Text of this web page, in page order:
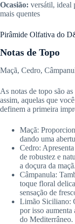
Ocasião: versátil, ideal
mais quentes
Pirâmide Olfativa do
Notas de Topo
Maçã, Cedro,
As notas de topo são
assim, aquelas que
definem a primeira
Maçã:
dando uma
Cedro:
de robustez e
a doçura da maçã.
Câmpanula:
toque floral
sensação de
Limão Siciliano:
por isso aumenta
do Mediterrâneo.